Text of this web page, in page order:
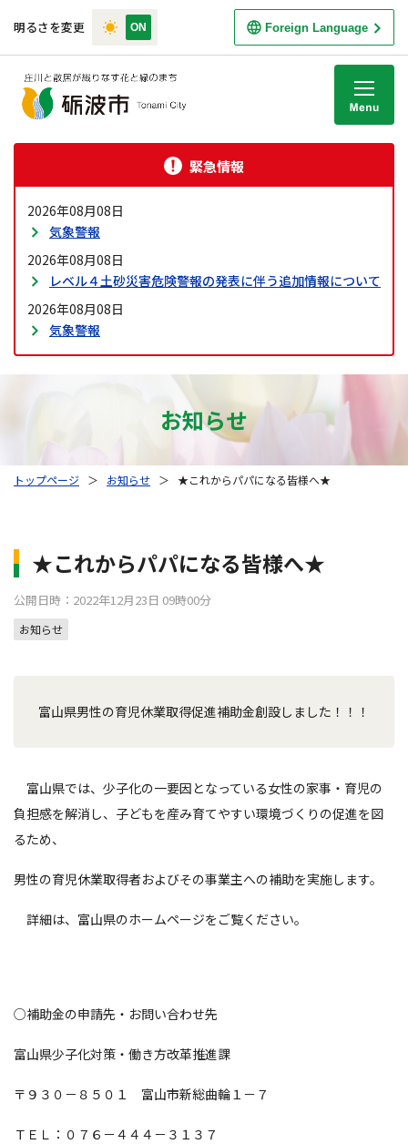
明るさを変更 Foreign Language
緊急情報
2026年08月08日
気象警報
2026年08月08日
レベル４土砂災害危険警報の発表に伴う追加情報について
2026年08月08日
気象警報
お知らせ
トップページ ＞ お知らせ ＞ ★これからパパになる皆様へ★
★これからパパになる皆様へ★
公開日時：2022年12月23日 09時00分
お知らせ
富山県男性の育児休業取得促進補助金創設しました！！！
富山県では、少子化の一要因となっている女性の家事・育児の
負担感を解消し、子どもを産み育てやすい環境づくりの促進を図
るため、
男性の育児休業取得者およびその事業主への補助を実施します。
詳細は、富山県のホームページをご覧ください。
○補助金の申請先・お問い合わせ先
富山県少子化対策・働き方改革推進課
〒９３０－８５０１ 富山市新総曲輪１－７
ＴＥＬ：０７６－４４４－３１３７